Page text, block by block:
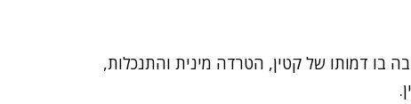
בו דמותו של קטין, הטרדה מינית והתנכלות,